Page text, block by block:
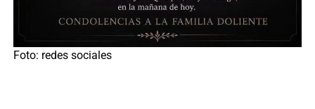
Foto: redes sociales